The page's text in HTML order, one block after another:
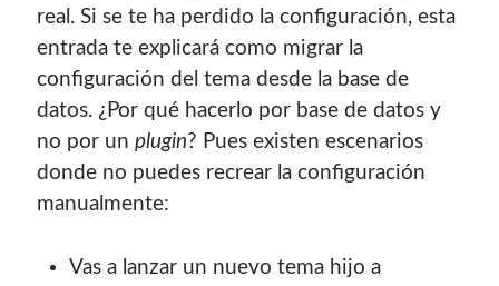
¡Hola mi nombre es Miguel Useche!
Hispano y en WordPress Venezuela
promuevo tecnologías abiertas, mantengoPKGBUILDS
de Archlinux, plugins de WordPressy me gusta organizar
o dar charlas.
Soy graduado de Ing. en Informática de la
real. Si se te ha perdido la configuración, esta
entrada te explicará como migrar la
configuración del tema desde la base de
datos. ¿Por qué hacerlo por base de datos y
no por unplugin? Pues existen escenarios
donde no puedes recrear la configuración
manualmente:
Vas a lanzar un nuevo tema hijo a